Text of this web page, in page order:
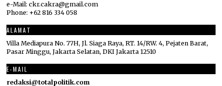
e-Mail: ckr.cakra@gmail.com
Phone: +62 816 334 058
ALAMAT
Villa Mediapura No. 77H, Jl. Siaga Raya, RT. 14/RW. 4, Pejaten Barat,
Pasar Minggu, Jakarta Selatan, DKI Jakarta 12510
E-MAIL
redaksi@totalpolitik.com